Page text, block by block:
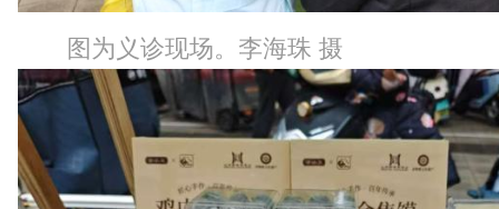
图为义诊现场。李海珠 摄